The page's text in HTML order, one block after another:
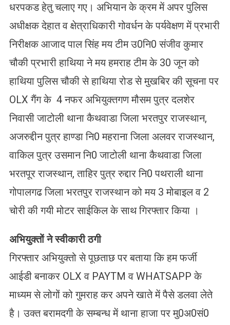
धरपकड हेतु चलाए गए। अभियान के क्रम में अपर पुलिस
अधीक्षक देहात व क्षेत्राधिकारी गोवर्धन के पर्यवेक्षण में प्रभारी
निरीक्षक आजाद पाल सिंह मय टीम उ0नि0 संजीव कुमार
चौकी प्रभारी हाथिया ने मय हमराह टीम के 30 जून को
हाथिया पुलिस चौकी से हाथिया रोड से मुखबिर की सूचना पर
OLX गैंग के 4 नफर अभियुक्तगण मौसम पुत्र दलशेर
निवासी जाटोली थाना कैथवाडा जिला भरतपुर राजस्थान,
अजरुद्दीन पुत्र हाण्डा नि0 महराना जिला अलवर राजस्थान,
वाकिल पुत्र उसमान नि0 जाटोली थाना कैथवाडा जिला
भरतपूर राजस्थान, ताहिर पुत्र रुद्दार नि0 पथराली थाना
गोपालगढ जिला भरतपुर राजस्थान को मय 3 मोबाइल व 2
चोरी की गयी मोटर साईकिल के साथ गिरफ्तार किया ।
अभियुक्तों ने स्वीकारी ठगी
गिरफ्तार अभियुक्तो से पूछताछ पर बताया कि हम फर्जी
आईडी बनाकर OLX व PAYTM व WHATSAPP के
माध्यम से लोगों को गुमराह कर अपने खाते में पैसे डलवा लेते
है। उक्त बरामदगी के सम्बन्ध में थाना हाजा पर मु0अ0सं0